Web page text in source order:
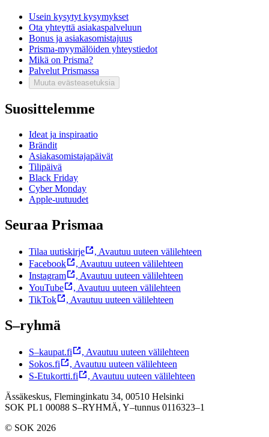
Usein kysytyt kysymykset
Ota yhteyttä asiakaspalveluun
Bonus ja asiakasomistajuus
Prisma-myymälöiden yhteystiedot
Mikä on Prisma?
Palvelut Prismassa
Muuta evästeasetuksia
Suosittelemme
Ideat ja inspiraatio
Brändit
Asiakasomistajapäivät
Tilipäivä
Black Friday
Cyber Monday
Apple-uutuudet
Seuraa Prismaa
Tilaa uutiskirje , Avautuu uuteen välilehteen
Facebook
, Avautuu uuteen välilehteen
Instagram
, Avautuu uuteen välilehteen
YouTube
, Avautuu uuteen välilehteen
TikTok
, Avautuu uuteen välilehteen
S–ryhmä
S–kaupat.fi , Avautuu uuteen välilehteen
Sokos.fi
, Avautuu uuteen välilehteen
S-Etukortti.fi
, Avautuu uuteen välilehteen
Ässäkeskus, Fleminginkatu 34, 00510 Helsinki
SOK PL1 00088 S–RYHMÄ, Y–tunnus 0116323–1
© SOK 2026